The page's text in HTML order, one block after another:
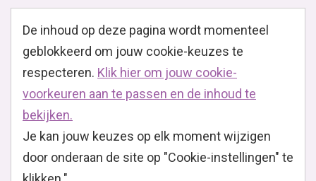
De inhoud op deze pagina wordt momenteel
geblokkeerd om jouw cookie-keuzes te
respecteren. Klik hier om jouw cookie-
voorkeuren aan te passen en de inhoud te
bekijken.
Je kan jouw keuzes op elk moment wijzigen
door onderaan de site op "Cookie-instellingen" te